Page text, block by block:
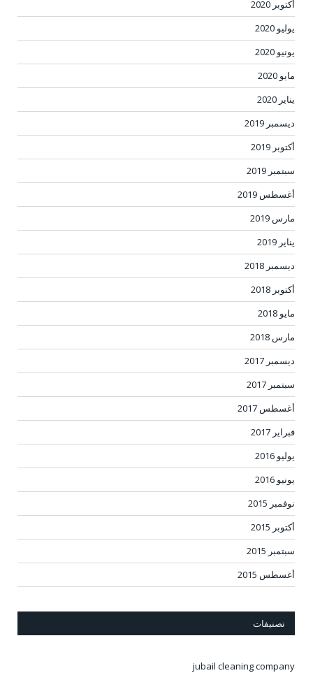
أكتوبر 2020
يوليو 2020
يونيو 2020
مايو 2020
يناير 2020
ديسمبر 2019
أكتوبر 2019
سبتمبر 2019
أغسطس 2019
مارس 2019
يناير 2019
ديسمبر 2018
أكتوبر 2018
مايو 2018
مارس 2018
ديسمبر 2017
سبتمبر 2017
أغسطس 2017
فبراير 2017
يوليو 2016
يونيو 2016
نوفمبر 2015
أكتوبر 2015
سبتمبر 2015
أغسطس 2015
تصنيفات
jubail cleaning company